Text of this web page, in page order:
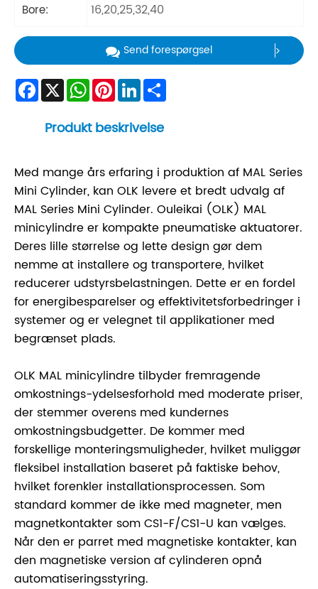
Bore: 16,20,25,32,40
Send forespørgsel
Facebook
X WhatsApp
Pinterest
LinkedIn
Produkt beskrivelse
Med mange års erfaring i produktion af MAL Series
Mini Cylinder, kan OLK levere et bredt udvalg af
MAL Series Mini Cylinder. Ouleikai (OLK) MAL
minicylindre er kompakte pneumatiske aktuatorer.
Deres lille størrelse og lette design gør dem
nemme at installere og transportere, hvilket
reducerer udstyrsbelastningen. Dette er en fordel
for energibesparelser og effektivitetsforbedringer i
systemer og er velegnet til applikationer med
begrænset plads.
OLK MAL minicylindre tilbyder fremragende
omkostnings-ydelsesforhold med moderate priser,
der stemmer overens med kundernes
omkostningsbudgetter. De kommer med
forskellige monteringsmuligheder, hvilket muliggør
fleksibel installation baseret på faktiske behov,
hvilket forenkler installationsprocessen. Som
standard kommer de ikke med magneter, men
magnetkontakter som CS1-F/CS1-U kan vælges.
Når den er parret med magnetiske kontakter, kan
den magnetiske version af cylinderen opnå
automatiseringsstyring.